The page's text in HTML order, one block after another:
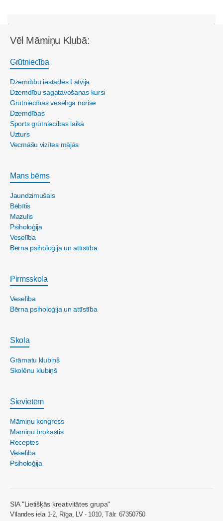
Vēl Māmiņu Klubā:
Grūtniecība
Dzemdību iestādes Latvijā
Dzemdību sagatavošanas kursi
Grūtniecības veselīga norise
Dzemdības
Sports grūtniecības laikā
Uzturs
Vecmāšu vizītes mājās
Mans bērns
Jaundzimušais
Bēbītis
Mazulis
Psiholoģija
Veselība
Bērna psiholoģija un attīstība
Pirmsskola
Veselība
Bērna psiholoģija un attīstība
Skola
Grāmatu klubiņš
Skolēnu klubiņš
Sievietēm
Māmiņu kongress
Māmiņu brokastis
Receptes
Veselība
Psiholoģija
SIA "Lietišķās kreativitātes grupa"
Vīlandes iela 1-2, Rīga, LV - 1010, Tālr. 67350750